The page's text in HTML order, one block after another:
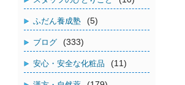
ふだん養成塾 (5)
ブログ (333)
安心・安全な化粧品 (11)